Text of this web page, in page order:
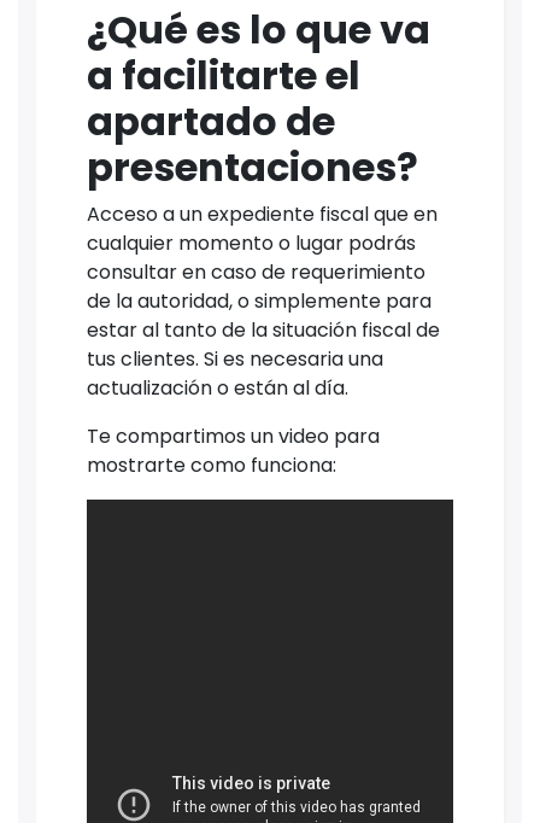
¿Qué es lo que va
a facilitarte el
apartado de
presentaciones?
Acceso a un expediente fiscal que en
cualquier momento o lugar podrás
consultar en caso de requerimiento
de la autoridad, o simplemente para
estar al tanto de la situación fiscal de
tus clientes. Si es necesaria una
actualización o están al día.
Te compartimos un video para
mostrarte como funciona: